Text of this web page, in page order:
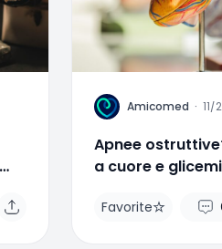
A Amicomed · 11/
Apnee
a cuore e
Favorite